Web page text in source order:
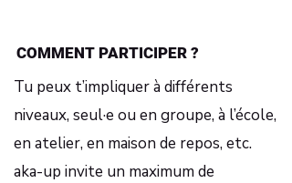
COMMENT PARTICIPER ?
Tu peux t’impliquer à différents
niveaux, seul·e ou en groupe, à l’école,
en atelier, en maison de repos, etc.
aka-up invite un maximum de